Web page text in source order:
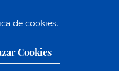
de cookies.
Cookies